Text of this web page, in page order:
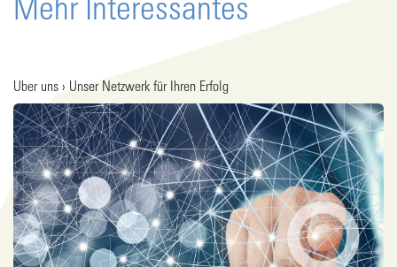
Mehr Interessantes
Über uns › Unser Netzwerk für Ihren Erfolg